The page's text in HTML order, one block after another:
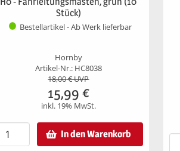
Stück)
Bestellartikel - Ab Werk lieferbar
Hornby
Artikel-Nr.: HC8038
18,00€ UVP
15,99 €
inkl. 19% MwSt.
In den Warenkorb